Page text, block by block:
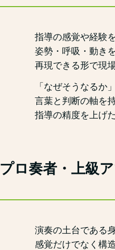
指導の感覚や経験
姿勢・呼吸・動き
再現できる形で現
「なぜそうなるか
言葉と判断の軸を持
指導の精度を上げ
プロ奏者・上級
演奏の土台である身
感覚だけでなく構